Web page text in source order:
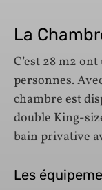
La
C’est 28 m2
personnes.
chambre est
double King-
bain privative
Les